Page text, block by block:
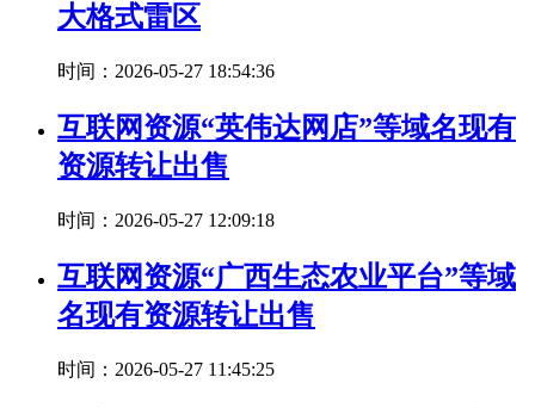
大格式雷区
时间：2026-05-27 18:54:36
互联网资源“英伟达网店”等域名现有
资源转让出售
时间：2026-05-27 12:09:18
互联网资源“广西生态农业平台”等域
名现有资源转让出售
时间：2026-05-27 11:45:25